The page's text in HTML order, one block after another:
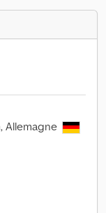
Allemagne